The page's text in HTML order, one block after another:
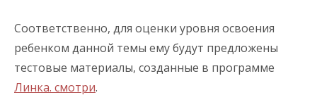
Соответственно, для оценки уровня освоения
ребенком данной темы ему будут предложены
тестовые материалы, созданные в программе
Линка. смотри.